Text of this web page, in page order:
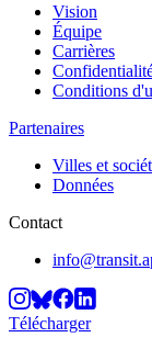
Vision
Équipe
Carrières
Conditions
Partenaires
Villes et
Données
Contact
Télécharger